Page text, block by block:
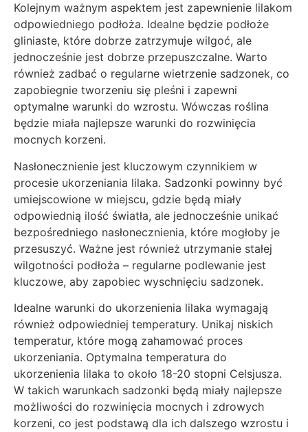
Kolejnym ważnym aspektem jest zapewnienie lilakom
odpowiedniego podłoża. Idealne będzie podłoże
gliniaste, które dobrze zatrzymuje wilgoć, ale
jednocześnie jest dobrze przepuszczalne. Warto
również zadbać o regularne wietrzenie sadzonek, co
zapobiegnie tworzeniu się pleśni i zapewni
optymalne warunki do wzrostu. Wówczas roślina
będzie miała najlepsze warunki do rozwinięcia
mocnych korzeni.
Nasłonecznienie jest kluczowym czynnikiem w
procesie ukorzeniania lilaka. Sadzonki powinny być
umiejscowione w miejscu, gdzie będą miały
odpowiednią ilość światła, ale jednocześnie unikać
bezpośredniego nasłonecznienia, które mogłoby je
przesuszyć. Ważne jest również utrzymanie stałej
wilgotności podłoża – regularne podlewanie jest
kluczowe, aby zapobiec wyschnięciu sadzonek.
Idealne warunki do ukorzenienia lilaka wymagają
również odpowiedniej temperatury. Unikaj niskich
temperatur, które mogą zahamować proces
ukorzeniania. Optymalna temperatura do
ukorzenienia lilaka to około 18-20 stopni Celsjusza.
W takich warunkach sadzonki będą miały najlepsze
możliwości do rozwinięcia mocnych i zdrowych
korzeni, co jest podstawą dla ich dalszego wzrostu i